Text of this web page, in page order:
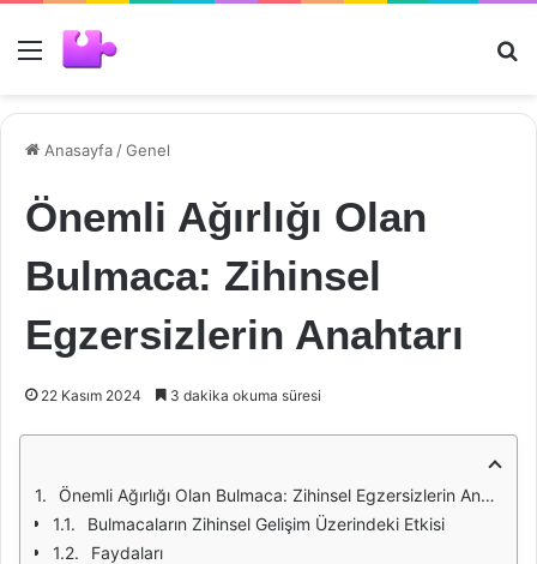
Menü
Anasayfa /Genel
Önemli Ağırlığı Olan
Bulmaca: Zihinsel
Egzersizlerin Anahtarı
22 Kasım 2024 3 dakika okuma süresi
Önemli Ağırlığı Olan Bulmaca: Zihinsel Egzersizlerin Anahtarı
Bulmacaların Zihinsel Gelişim Üzerindeki Etkisi
Faydaları